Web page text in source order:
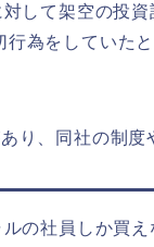
して架空の投
行為をしていた
り、同社の制
ルの社員しか買